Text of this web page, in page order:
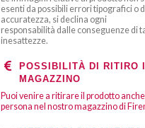
esenti da possibili errori tipografici o
accuratezza, si declina ogni
responsabilità dalle conseguenze di
inesattezze.
POSSIBILITÀ DI RITIRO
MAGAZZINO
Puoi venire a ritirare il prodotto
persona nel nostro magazzino di